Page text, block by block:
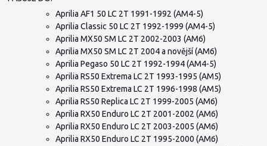
Aprilia AF1 50 LC 2T 1991-1992 (AM4-5)
Aprilia Classic 50 LC 2T 1992-1999 (AM4-5)
Aprilia MX50 SM LC 2T 2002-2003 (AM6)
Aprilia MX50 SM LC 2T 2004 a novější (AM6)
Aprilia Pegaso 50 LC 2T 1992-1994 (AM4-5)
Aprilia RS50 Extrema LC 2T 1993-1995 (AM5)
Aprilia RS50 Extrema LC 2T 1996-1998 (AM5)
Aprilia RS50 Replica LC 2T 1999-2005 (AM6)
Aprilia RX50 Enduro LC 2T 2001-2002 (AM6)
Aprilia RX50 Enduro LC 2T 2003-2005 (AM6)
Aprilia RX50 Enduro LC 2T 1995-2000 (AM6)